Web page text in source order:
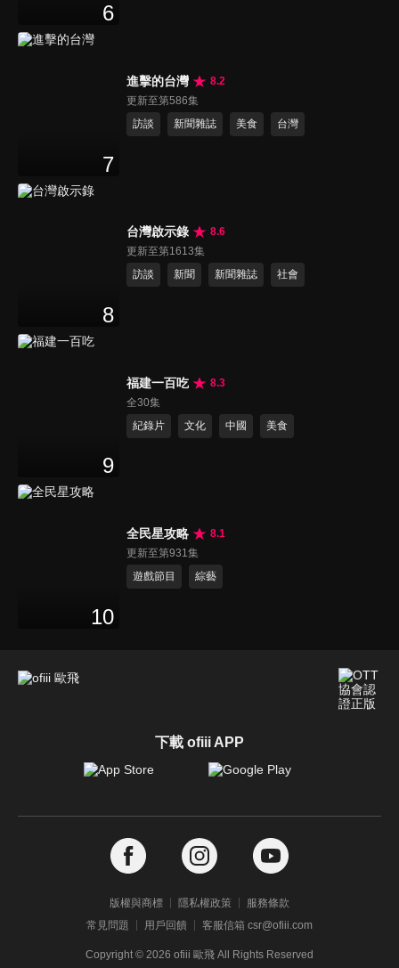
6
7
進擊的台灣
8.2
更新至第586集
訪談
新聞雜誌 美食 台灣
8
台灣啟示錄
8.6
更新至第1613集
訪談
新聞 新聞雜誌 社會
9
福建一百吃
8.3
全30集
紀錄片
文化 中國 美食
10
全民星攻略
8.1
更新至第931集
遊戲節目
綜藝
下載 ofiii APP
版權與商標 隱私權政策
服務條款
常見問題
用戶回饋 客服信箱 csr@ofiii.com
Copyright © 2026 ofiii 歐飛 All Rights Reserved